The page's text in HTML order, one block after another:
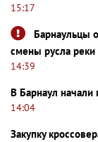
15:17
Барнаульцы
смены русла
14:39
В Барнаул начали
14:04
Закупку